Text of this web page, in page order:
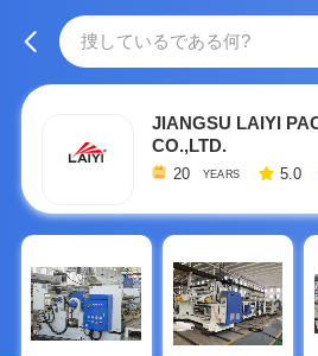
JIANGSU LAIYI
CO.,LTD.
20 YEARS 5.0